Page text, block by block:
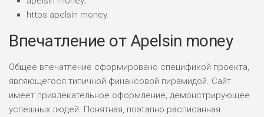
https apelsin money.
Впечатление от Apelsin money
Общее впечатление сформировано спецификой проекта,
являющегося типичной финансовой пирамидой. Сайт
имеет привлекательное оформление, демонстрирующее
успешных людей. Понятная, поэтапно расписанная